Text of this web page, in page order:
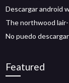
Descargar android
The northwood
No puedo
Featured